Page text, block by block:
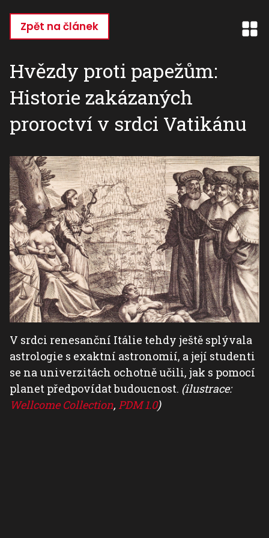
hlavnímu
Zpět na článek
Hvězdy proti papežům:
Historie zakázaných
proroctví v srdci Vatikánu
V srdci renesanční Itálie tehdy ještě splývala
astrologie s exaktní astronomií, a její studenti
se na univerzitách ochotně učili, jak s pomocí
planet předpovídat budoucnost. (ilustrace:
Wellcome Collection,PDM 1.0)